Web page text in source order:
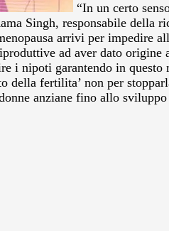
“In un certo
Singh, responsabile della
arrivi per impedire
ad aver dato
i nipoti garantendo in
della fertilita’ non per
anziane fino allo sviluppo